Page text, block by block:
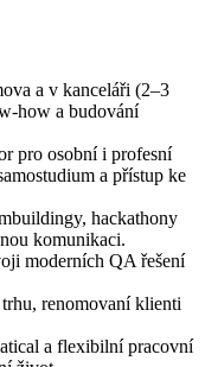
a v kanceláři (2–3
how a budování
pro osobní i profesní
a přístup ke
hackathony
komunikaci.
moderních QA řešení
renomovaní klienti
a flexibilní pracovní